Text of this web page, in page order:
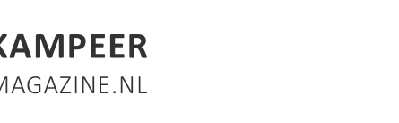
KampeerMagazine